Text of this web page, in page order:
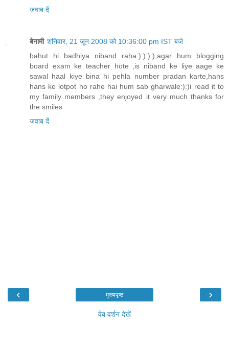
जवाब दें
बेनामी शनिवार, 21 जून 2008 को 10:36:00 pm IST बजे
bahut hi badhiya niband raha:):):):),agar hum blogging
board exam ke teacher hote ,is niband ke liye aage ke
sawal haal kiye bina hi pehla number pradan karte,hans
hans ke lotpot ho rahe hai hum sab gharwale:):)i read it to
my family members ,they enjoyed it very much thanks for
the smiles
जवाब दें
‹ ›
मुख्यपृष्ठ
वेब वर्शन देखें